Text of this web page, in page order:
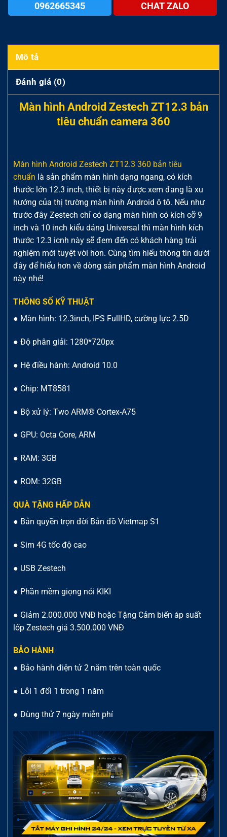
0962665345 CHAT ZALO
Mô tả
Đánh giá (0)
Màn hình Android Zestech ZT12.3 bản
tiêu chuẩn camera 360
Màn hình Android Zestech ZT12.3 360 bản tiêu
chuẩn là sản phẩm màn hình dạng ngang, có kích
thước lớn 12.3 inch, thiết bị này được xem đang là xu
hướng của thị trường màn hình Android ô tô. Nếu như
trước đây Zestech chỉ có dạng màn hình có kích cỡ 9
inch và 10 inch kiểu dáng Universal thì màn hình kích
thước 12.3 icnh này sẽ đem đến có khách hàng trải
nghiệm mới tuyệt vời hơn. Cùng tìm hiểu thông tin dưới
đây để hiểu hơn về dòng sản phẩm màn hình Android
này nhé!
THÔNG SỐ KỸ THUẬT
● Màn hình: 12.3inch, IPS FullHD, cường lực 2.5D
● Độ phân giải: 1280*720px
● Hệ điều hành: Android 10.0
● Chip: MT8581
● Bộ xử lý: Two ARM® Cortex-A75
● GPU: Octa Core, ARM
● RAM: 3GB
● ROM: 32GB
QUÀ TẶNG HẤP DẪN
● Bản quyền trọn đời Bản đồ Vietmap S1
● Sim 4G tốc độ cao
● USB Zestech
● Phần mềm giọng nói KIKI
● Giảm 2.000.000 VNĐ hoặc Tặng Cảm biến áp suất
lốp Zestech giá 3.500.000 VNĐ
BẢO HÀNH
● Bảo hành điện tử 2 năm trên toàn quốc
● Lỗi 1 đổi 1 trong 1 năm
● Dùng thử 7 ngày miễn phí